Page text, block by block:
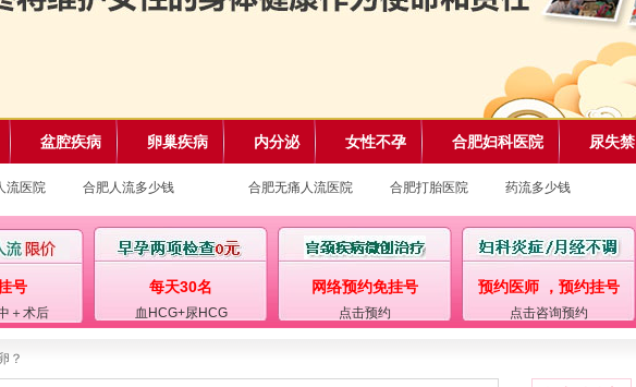
盆腔疾病 卵巢疾病 内分泌 女性不孕 合肥妇科医院 尿失禁
流医院 合肥人流多少钱 合肥无痛人流医院 合肥打胎医院 药流多少钱
号
＋术后
每天30名
血HCG+尿HCG
网络预约免挂号
点击预约
预约医师 ，预约挂号
点击咨询预约
？